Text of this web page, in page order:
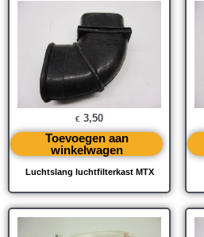
Luchtslang luchtfilterkast MTX
€ 3,50
Toevoegen aan
winkelwagen